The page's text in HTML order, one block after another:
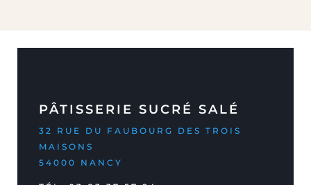
PÂTISSERIE SUCRÉ SALÉ
32 RUE DU FAUBOURG DES TROIS
MAISONS
54000 NANCY